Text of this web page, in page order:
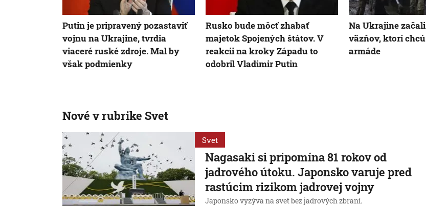
Putin je pripravený pozastaviť
vojnu na Ukrajine, tvrdia
viaceré ruské zdroje. Mal by
však podmienky
Rusko bude môcť zhabať
majetok Spojených štátov. V
reakcii na kroky Západu to
odobril Vladimir Putin
Na Ukrajine
väzňov, ktorí
armáde
Nové v rubrike Svet
Svet
Nagasaki si pripomína 81 rokov od
jadrového útoku. Japonsko varuje pred
rastúcim rizikom jadrovej vojny
Japonsko vyzýva na svet bez jadrových zbraní.